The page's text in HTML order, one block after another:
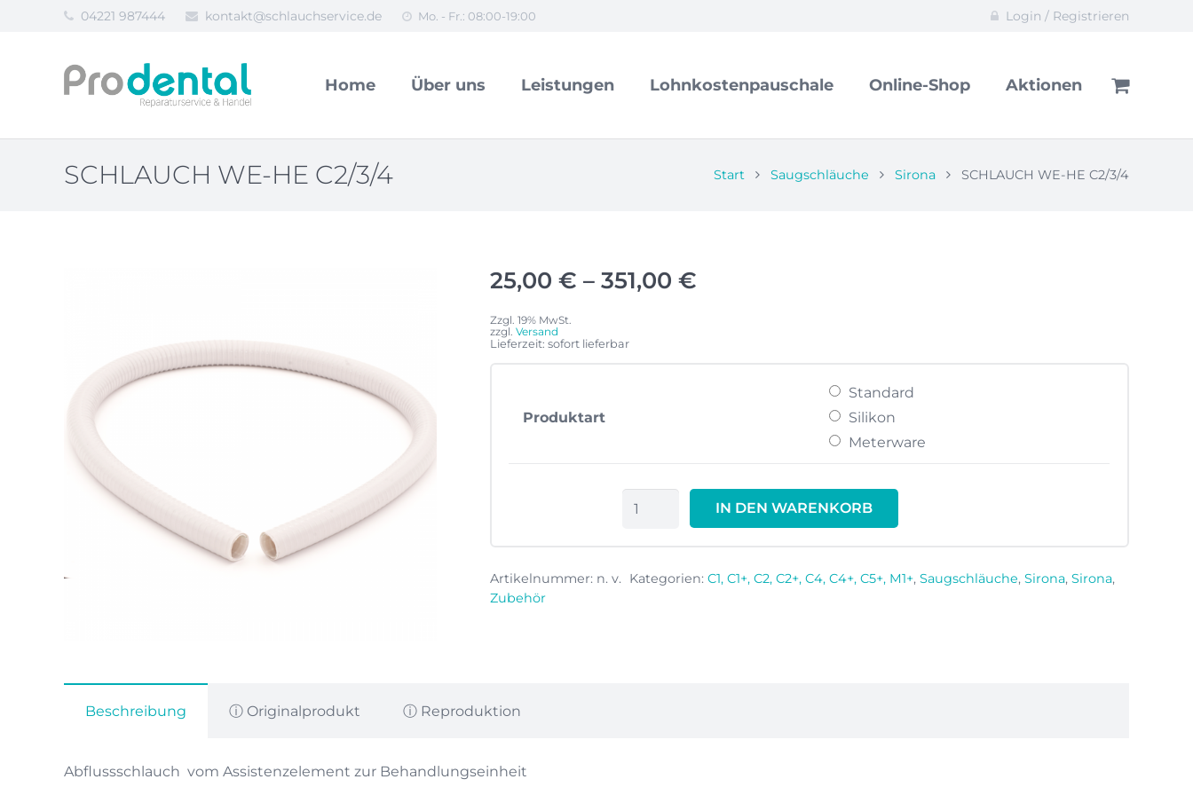
04221 987444 kontakt@schlauchservice.de Mo. - Fr.: 08:00-19:00 Login / Registrieren
Home Über uns Leistungen Lohnkostenpauschale Online-Shop Aktionen
SCHLAUCH WE-HE C2/3/4 Start Saugschläuche Sirona SCHLAUCH WE-HE C2/3/4
25,00 € – 351,00 €
Zzgl. 19% MwSt.
zzgl. Versand
Lieferzeit: sofort lieferbar
Produktart
Standard
Silikon
Meterware
SCHLAUCH
C2/3/4
IN DEN WARENKORB
Artikelnummer: n. v. Kategorien: C1, C1+, C2, C2+, C4, C4+, C5+, M1+, Saugschläuche, Sirona, Sirona,
Zubehör
Beschreibung ⓘ Originalprodukt ⓘ Reproduktion
Abflussschlauch vom Assistenzelement zur Behandlungseinheit